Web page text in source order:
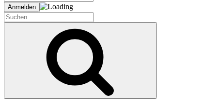
Suche
nach: